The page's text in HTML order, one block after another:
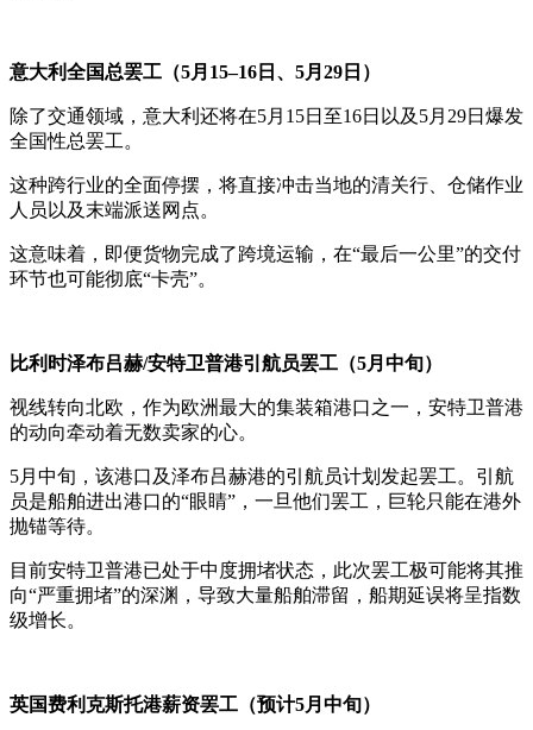
意大利全国总罢工（5月15–16日、5月29日）
除了交通领域，意大利还将在5月15日至16日以及5月29日爆发
全国性总罢工。
这种跨行业的全面停摆，将直接冲击当地的清关行、仓储作业
人员以及末端派送网点。
这意味着，即便货物完成了跨境运输，在“最后一公里”的交付
环节也可能彻底“卡壳”。
比利时泽布吕赫/安特卫普港引航员罢工（5月中旬）
视线转向北欧，作为欧洲最大的集装箱港口之一，安特卫普港
的动向牵动着无数卖家的心。
5月中旬，该港口及泽布吕赫港的引航员计划发起罢工。引航
员是船舶进出港口的“眼睛”，一旦他们罢工，巨轮只能在港外
抛锚等待。
目前安特卫普港已处于中度拥堵状态，此次罢工极可能将其推
向“严重拥堵”的深渊，导致大量船舶滞留，船期延误将呈指数
级增长。
英国费利克斯托港薪资罢工（预计5月中旬）